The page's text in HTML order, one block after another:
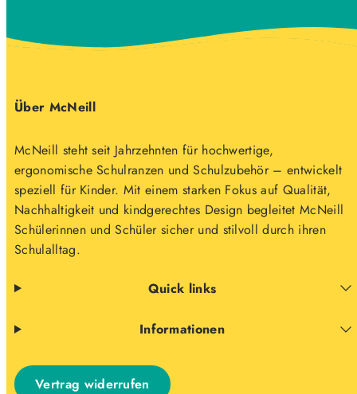
Über McNeill
McNeill steht seit Jahrzehnten für hochwertige,
ergonomische Schulranzen und Schulzubehör – entwickelt
speziell für Kinder. Mit einem starken Fokus auf Qualität,
Nachhaltigkeit und kindgerechtes Design begleitet McNeill
Schülerinnen und Schüler sicher und stilvoll durch ihren
Schulalltag.
Quick links
Informationen
Vertrag widerrufen